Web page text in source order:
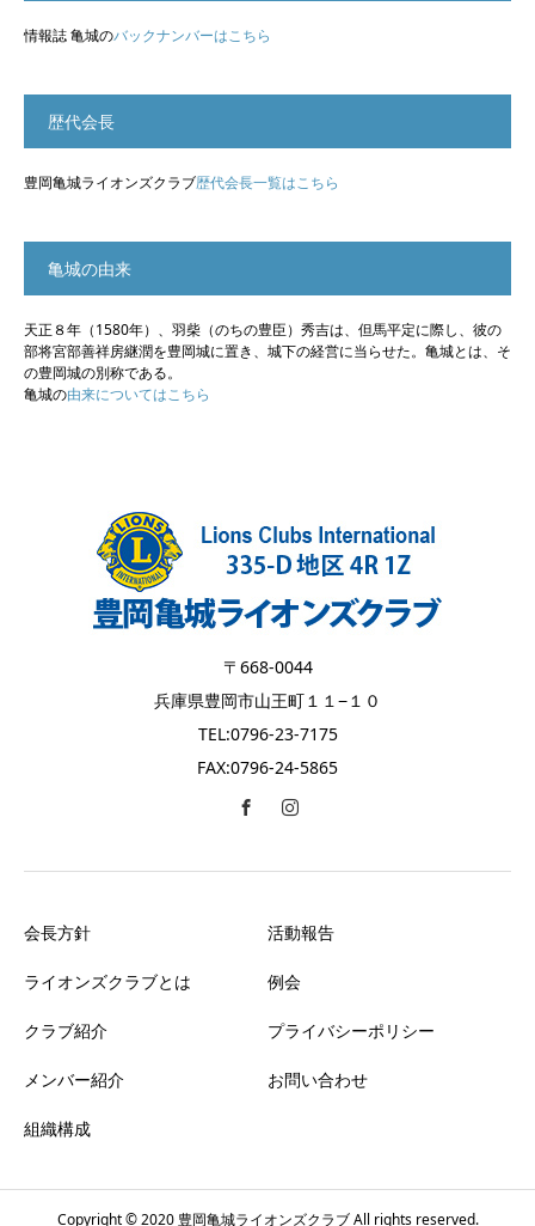
情報誌 亀城のバックナンバーはこちら
歴代会長
豊岡亀城ライオンズクラブ歴代会長一覧はこちら
亀城の由来
天正８年（1580年）、羽柴（のちの豊臣）秀吉は、但馬平定に際し、彼の
部将宮部善祥房継潤を豊岡城に置き、城下の経営に当らせた。亀城とは、そ
の豊岡城の別称である。
亀城の由来についてはこちら
〒668-0044
兵庫県豊岡市山王町１１−１０
TEL:0796-23-7175
FAX:0796-24-5865
会長方針
ライオンズクラブとは
クラブ紹介
メンバー紹介
組織構成
活動報告
例会
プライバシーポリシー
お問い合わせ
Copyright © 2020 豊岡亀城ライオンズクラブ All rights reserved.